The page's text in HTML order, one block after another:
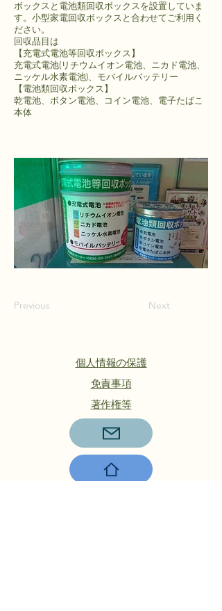
ボックスと電池類回収ボックスを設置していま
す。小型家電回収ボックスと合わせてご利用く
ださい。
回収品目は
【充電式電池等回収ボックス】
充電式電池(リチウムイオン電池、ニカド電池、
ニッケル水素電池)、モバイルバッテリー
【電池類回収ボックス】
乾電池、ボタン電池、コイン電池、電子たばこ
本体
Previous Next
個人情報の保護
​免責事項
著作権等